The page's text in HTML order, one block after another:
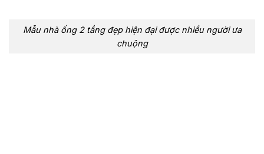
Mẫu nhà ống 2 tầng đẹp hiện đại được nhiều người ưa
chuộng